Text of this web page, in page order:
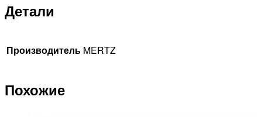
Детали
Производитель MERTZ
Похожие